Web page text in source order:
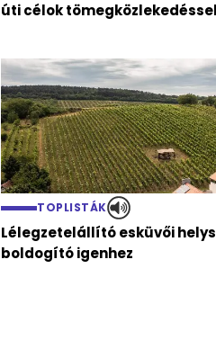
úti célok tömegközlekedéssel
TOPLISTÁK
Lélegzetelállító esküvői
boldogító igenhez